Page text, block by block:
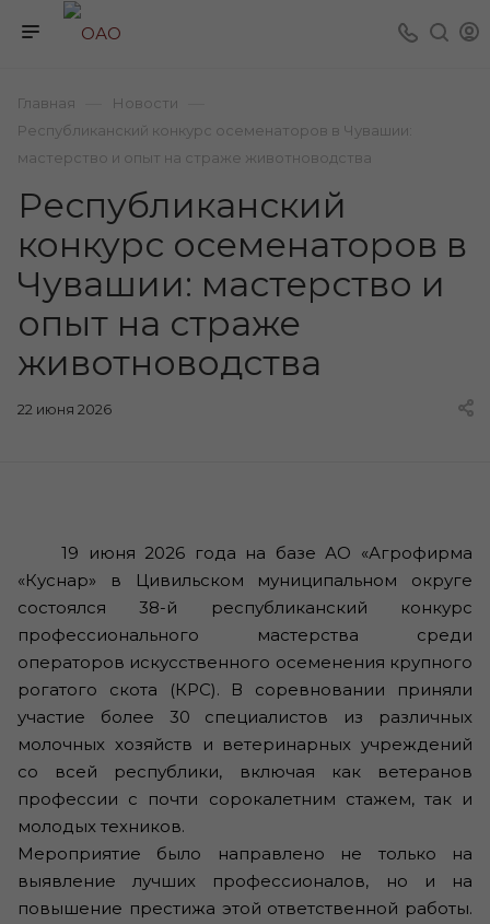
Главная Новости
Республиканский конкурс осеменаторов в Чувашии:
мастерство и опыт на страже животноводства
Республиканский
конкурс осеменаторов в
Чувашии: мастерство и
опыт на страже
животноводства
22 июня 2026
19 июня 2026 года на базе АО «Агрофирма
«Куснар» в Цивильском муниципальном округе
состоялся 38-й республиканский конкурс
профессионального мастерства среди
операторов искусственного осеменения крупного
рогатого скота (КРС). В соревновании приняли
участие более 30 специалистов из различных
молочных хозяйств и ветеринарных учреждений
со всей республики, включая как ветеранов
профессии с почти сорокалетним стажем, так и
молодых техников.
Мероприятие было направлено не только на
выявление лучших профессионалов, но и на
повышение престижа этой ответственной работы.